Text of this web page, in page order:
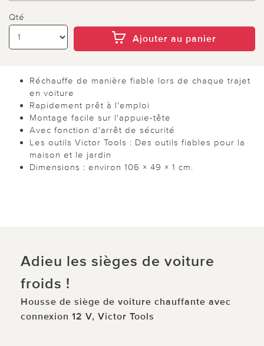
Qté
Ajouter au panier
Réchauffe de manière fiable lors de chaque trajet
en voiture
Rapidement prêt à l'emploi
Montage facile sur l'appuie-tête
Avec fonction d'arrêt de sécurité
Les outils Victor Tools : Des outils fiables pour la
maison et le jardin
Dimensions : environ 106 × 49 × 1 cm.
Adieu les sièges de voiture
froids !
Housse de siège de voiture chauffante avec
connexion 12 V, Victor Tools